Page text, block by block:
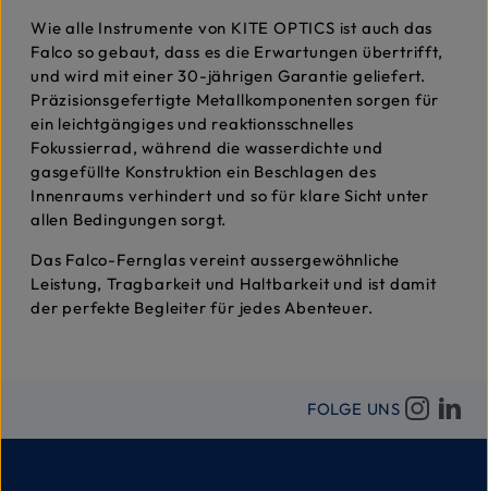
Wie alle Instrumente von KITE OPTICS ist auch das
Falco so gebaut, dass es die Erwartungen übertrifft,
und wird mit einer 30-jährigen Garantie geliefert.
Präzisionsgefertigte Metallkomponenten sorgen für
ein leichtgängiges und reaktionsschnelles
Fokussierrad, während die wasserdichte und
gasgefüllte Konstruktion ein Beschlagen des
Innenraums verhindert und so für klare Sicht unter
allen Bedingungen sorgt.
Das Falco-Fernglas vereint aussergewöhnliche
Leistung, Tragbarkeit und Haltbarkeit und ist damit
der perfekte Begleiter für jedes Abenteuer.
FOLGE UNS